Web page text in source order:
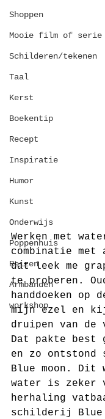
Shoppen
Mooie film of serie
Schilderen/tekenen
Taal
Kerst
Boekentip
Recept
Inspiratie
Humor
Kunst
Onderwijs
Poppenhuis
Reizen
Armbanden
workshop
Werken met
combinatie
dat leek me
te proberen.
handdoeken op
mijn ezel en
druipen van
Dat pakte best
en zo
Blue moon. Dit
water is zeker
herhaling
schilderij Blue